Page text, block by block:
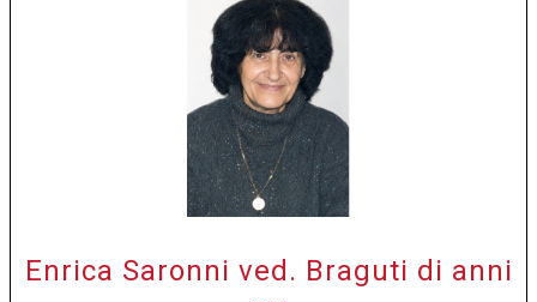
Enrica Saronni ved. Braguti di anni